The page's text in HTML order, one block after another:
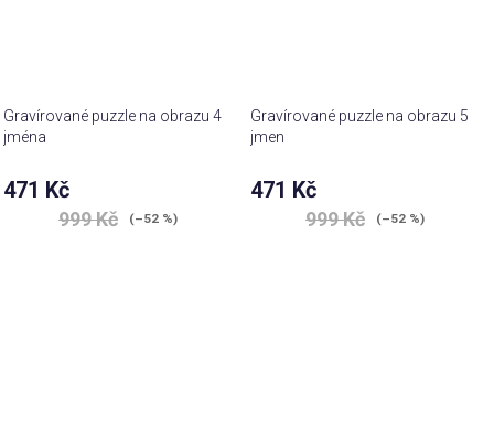
Gravírované puzzle na obrazu 4
jména
471 Kč
999 Kč (–52 %)
Gravírované puzzle na obrazu 5
jmen
471 Kč
999 Kč (–52 %)